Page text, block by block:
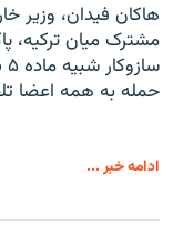
هاکان فیدان، وزیر
مشترک میان ترکیه،
حمله به همه اعضا
ادامه خبر ...